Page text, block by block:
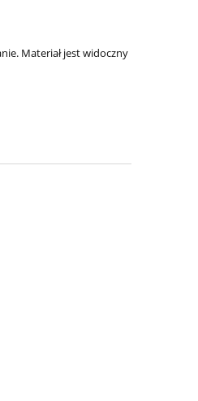
Materiał jest widoczny